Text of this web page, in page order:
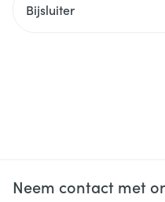
Bijsluiter
Neem contact met